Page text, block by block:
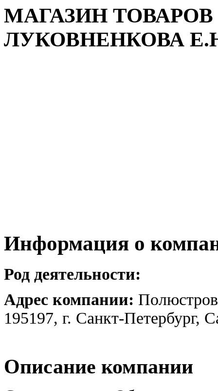
МАГАЗИН
ЛУКОВНЕНКОВА
Информация о
Род деятельности:
Адрес компании:
195197, г. Санкт-Петербург,
Описание компании